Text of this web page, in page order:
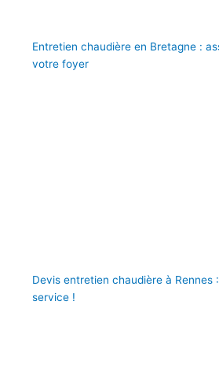
Entretien chaudière en Bretagne :
votre foyer
Devis entretien chaudière à Rennes
service !